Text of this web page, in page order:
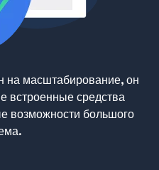
на масштабирование, он
встроенные средства
возможности большого